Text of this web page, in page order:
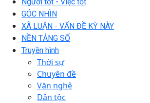
GÓC NHÌN
XÃ LUẬN - VẤN ĐỀ KỲ NÀY
NỀN TẢNG SỐ
Truyền hình
Thời sự
Chuyên đề
Văn nghệ
Dân tộc